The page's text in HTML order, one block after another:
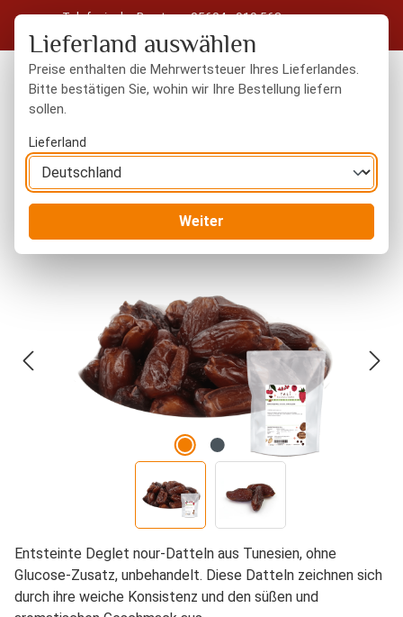
Zum Hauptinhalt springen
Telefonische Beratung: 05604 - 919 563
Kostenloser Versand in Deutschland ab 50 € Warenwert
Entsteinte Deglet nour-Datteln aus Tunesien, ohne
Glucose-Zusatz, unbehandelt. Diese Datteln zeichnen sich
durch ihre weiche Konsistenz und den süßen und
Lieferland auswählen
Preise enthalten die Mehrwertsteuer Ihres Lieferlandes.
Bitte bestätigen Sie, wohin wir Ihre Bestellung liefern
sollen.
Lieferland
Weiter